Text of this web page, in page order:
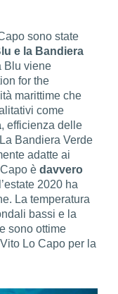
sono state
e la Bandiera
Blu viene
for the
marittime che
come
, efficienza delle
Bandiera Verde
adatte ai
Capo èdavvero
2020 ha
La temperatura
bassi e la
sono ottime
Lo Capo per la